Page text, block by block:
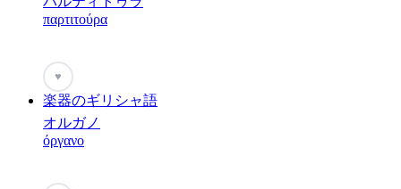
παρτιτούρα
♥
楽器のギリシャ語
オルガノ
όργανο